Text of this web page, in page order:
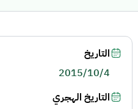
التاريخ
2015/10/4
التاريخ الهجري